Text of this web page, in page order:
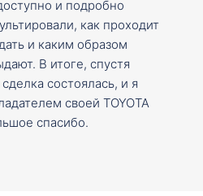
и подробно
как проходит
и каким образом
В итоге, спустя
состоялась, и я
своей TOYOTA
спасибо.